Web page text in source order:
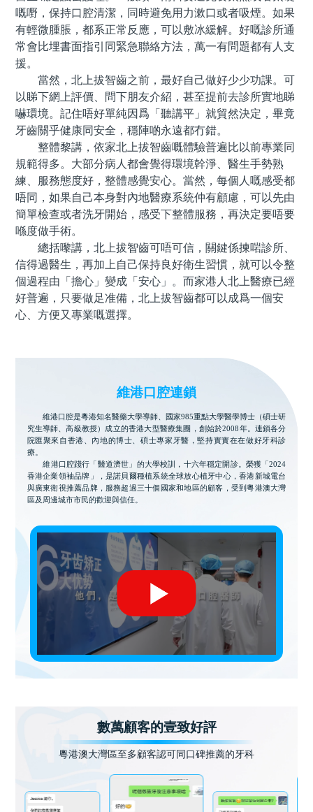
嘅嘢，保持口腔清潔，同時避免用力漱口或者吸煙。如果
有輕微腫脹，都系正常反應，可以敷冰緩解。好嘅診所通
常會比埋書面指引同緊急聯絡方法，萬一有問題都有人支
援。
當然，北上拔智齒之前，最好自己做好少少功課。可
以睇下網上評價、問下朋友介紹，甚至提前去診所實地睇
嚇環境。記住唔好單純因爲「聽講平」就貿然決定，畢竟
牙齒關乎健康同安全，穩陣啲永遠都冇錯。
整體黎講，依家北上拔智齒嘅體驗普遍比以前專業同
規範得多。大部分病人都會覺得環境幹淨、醫生手勢熟
練、服務態度好，整體感覺安心。當然，每個人嘅感受都
唔同，如果自己本身對內地醫療系統仲有顧慮，可以先由
簡單檢查或者洗牙開始，感受下整體服務，再決定要唔要
喺度做手術。
總括嚟講，北上拔智齒可唔可信，關鍵係揀啱診所、
信得過醫生，再加上自己保持良好衛生習慣，就可以令整
個過程由「擔心」變成「安心」。而家港人北上醫療已經
好普遍，只要做足准備，北上拔智齒都可以成爲一個安
心、方便又專業嘅選擇。
維港口腔連鎖
維港口腔是粵港知名醫藥大學導師、國家985重點大學醫學博士（碩士研
究生導師、高級教授）成立的香港大型醫療集團，創始於2008年。連鎖各分
院匯聚來自香港、內地的博士、碩士專家牙醫，堅持實實在在做好牙科診
療。
維港口腔踐行「醫道濟世」的大學校訓，十六年穩定開診。榮獲「2024
香港企業領袖品牌」，是諾貝爾種植系統全球放心植牙中心，香港新城電台
與廣東衛視推薦品牌，服務超過三十個國家和地區的顧客，受到粵港澳大灣
區及周邊城市市民的歡迎與信任。
數萬顧客的壹致好評
粵港澳大灣區至多顧客認可同口碑推薦的牙科